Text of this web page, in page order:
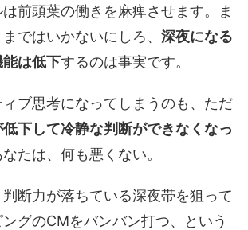
前頭葉の働きを麻痺させます。ま
ではいかないにしろ、 深夜になる
は低下するのは事実です。
ブ思考になってしまうのも、ただ
下して冷静な判断ができなくなっ
たは、何も悪くない。
断力が落ちている深夜帯を狙って
グのCMをバンバン打つ、という